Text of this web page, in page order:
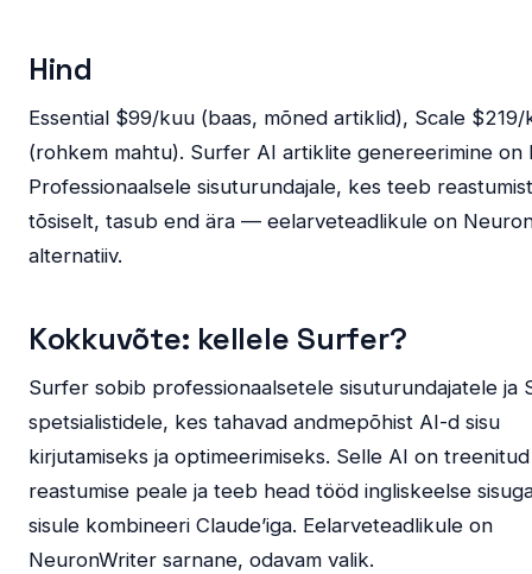
Hind
Essential $99/kuu (baas, mõned artiklid), Scale $219/
(rohkem mahtu). Surfer AI artiklite genereerimine on
Professionaalsele sisuturundajale, kes teeb reastumist
tõsiselt, tasub end ära — eelarveteadlikule on
alternatiiv.
Kokkuvõte: kellele Surfer?
Surfer sobib professionaalsetele sisuturundajatele ja
spetsialistidele, kes tahavad andmepõhist AI-d sisu
kirjutamiseks ja optimeerimiseks. Selle AI on treenitud
reastumise peale ja teeb head tööd ingliskeelse
sisule kombineeri Claude’iga. Eelarveteadlikule on
NeuronWriter sarnane, odavam valik.